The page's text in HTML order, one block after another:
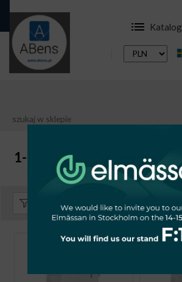
Katalog
SKLEP
1-POLOWE
Sortuj: